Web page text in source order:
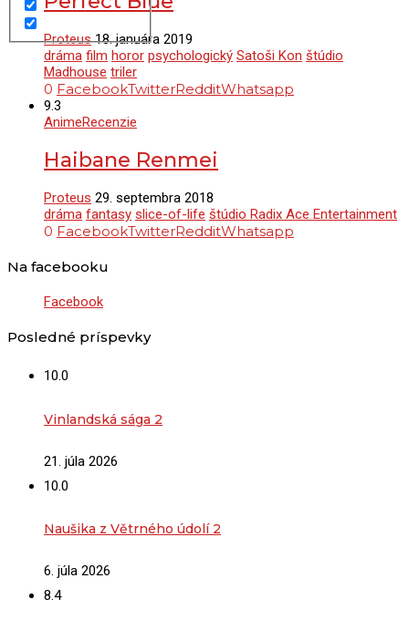
Proteus 18. januára 2019
dráma film horor psychologický Satoši Kon štúdio
Madhouse triler
0 FacebookTwitterRedditWhatsapp
9.3
AnimeRecenzie
Haibane Renmei
Proteus 29. septembra 2018
dráma fantasy slice-of-life štúdio Radix Ace Entertainment
0 FacebookTwitterRedditWhatsapp
Na facebooku
Facebook
Posledné príspevky
10.0
Vinlandská sága 2
21. júla 2026
10.0
Naušika z Větrného údolí 2
6. júla 2026
8.4